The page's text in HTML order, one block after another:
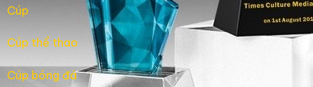
Cúp
Cúp thể thao
Cúp bóng đá